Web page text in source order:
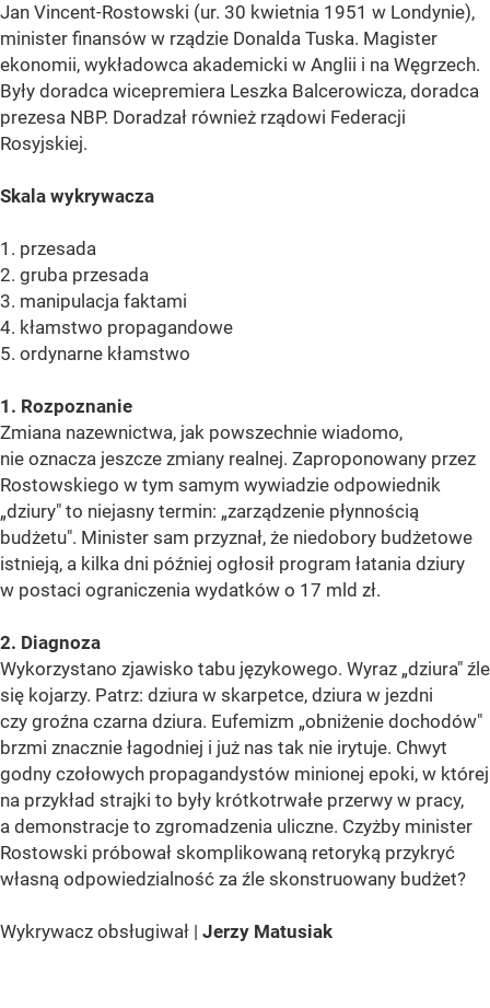
Jan Vincent-Rostowski (ur. 30 kwietnia 1951 w Londynie),
minister finansów w rządzie Donalda Tuska. Magister
ekonomii, wykładowca akademicki w Anglii i na Węgrzech.
Były doradca wicepremiera Leszka Balcerowicza, doradca
prezesa NBP. Doradzał również rządowi Federacji
Rosyjskiej.
Skala wykrywacza
1. przesada
2. gruba przesada
3. manipulacja faktami
4. kłamstwo propagandowe
5. ordynarne kłamstwo
1. Rozpoznanie
Zmiana nazewnictwa, jak powszechnie wiadomo,
nie oznacza jeszcze zmiany realnej. Zaproponowany przez
Rostowskiego w tym samym wywiadzie odpowiednik
„dziury" to niejasny termin: „zarządzenie płynnością
budżetu". Minister sam przyznał, że niedobory budżetowe
istnieją, a kilka dni później ogłosił program łatania dziury
w postaci ograniczenia wydatków o 17 mld zł.
2. Diagnoza
Wykorzystano zjawisko tabu językowego. Wyraz „dziura" źle
się kojarzy. Patrz: dziura w skarpetce, dziura w jezdni
czy groźna czarna dziura. Eufemizm „obniżenie dochodów"
brzmi znacznie łagodniej i już nas tak nie irytuje. Chwyt
godny czołowych propagandystów minionej epoki, w której
na przykład strajki to były krótkotrwałe przerwy w pracy,
a demonstracje to zgromadzenia uliczne. Czyżby minister
Rostowski próbował skomplikowaną retoryką przykryć
własną odpowiedzialność za źle skonstruowany budżet?
Wykrywacz obsługiwał | Jerzy Matusiak